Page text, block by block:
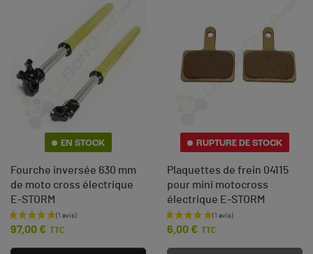
EN STOCK
Fourche inversée 630 mm
de moto cross électrique
E-STORM
Prix
97,00 € TTC
RUPTURE DE STOCK
Plaquettes de frein 04115
pour mini motocross
électrique E-STORM
Prix
6,00 € TTC